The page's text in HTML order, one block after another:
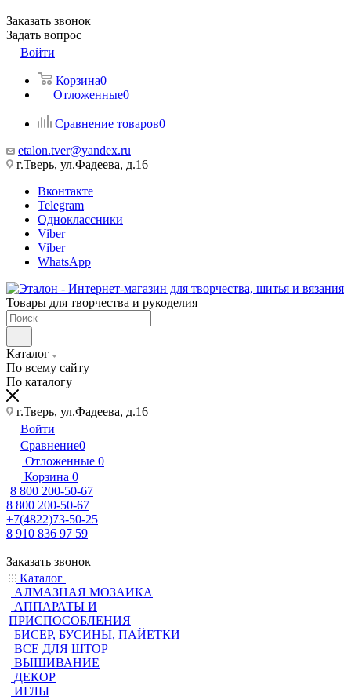
Заказать звонок
Задать вопрос
Войти
Корзина0
Отложенные0
Сравнение товаров0
etalon.tver@yandex.ru
г.Тверь, ул.Фадеева, д.16
Вконтакте
Telegram
Одноклассники
Viber
Viber
WhatsApp
Товары для творчества и рукоделия
Каталог
По всему сайту
По каталогу
г.Тверь, ул.Фадеева, д.16
Войти
Сравнение0
Отложенные 0
Корзина 0
8 800 200-50-67
8 800 200-50-67
+7(4822)73-50-25
8 910 836 97 59
Заказать звонок
Каталог
АЛМАЗНАЯ МОЗАИКА
АППАРАТЫ И
ПРИСПОСОБЛЕНИЯ
БИСЕР, БУСИНЫ, ПАЙЕТКИ
ВСЕ ДЛЯ ШТОР
ВЫШИВАНИЕ
ДЕКОР
ИГЛЫ